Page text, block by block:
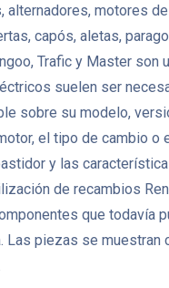
alternadores, motores
capós, aletas,
Trafic y Master
suelen ser
sobre su modelo,
el tipo de cambio
y las
de recambios
que todavía
Las piezas se